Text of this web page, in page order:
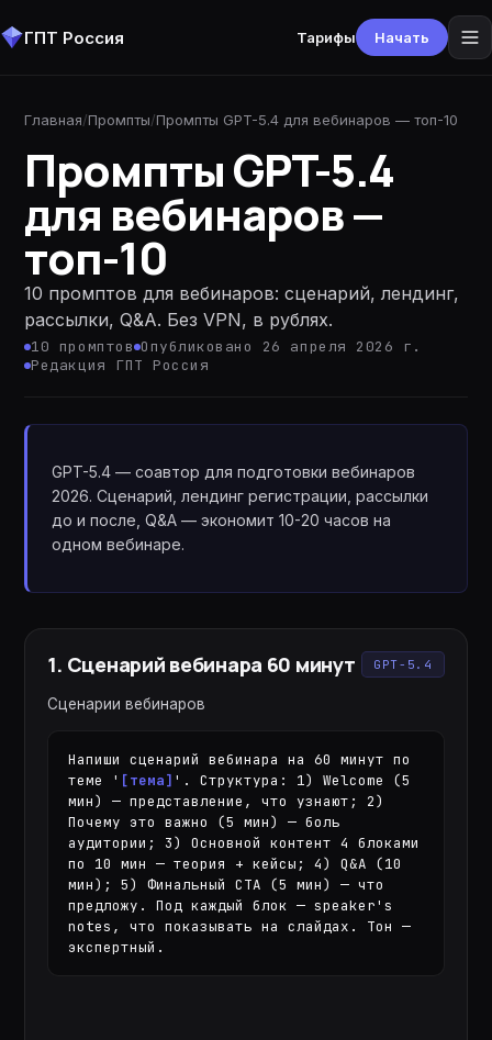
ГПТ Россия Тарифы Начать
Главная/Промпты/Промпты GPT-5.4 для вебинаров — топ-10
Промпты GPT-5.4
для вебинаров —
топ-10
10 промптов для вебинаров: сценарий, лендинг,
рассылки, Q&A. Без VPN, в рублях.
10 промптов Опубликовано 26 апреля 2026 г.
Редакция ГПТ Россия
GPT-5.4 — соавтор для подготовки вебинаров
2026. Сценарий, лендинг регистрации, рассылки
до и после, Q&A — экономит 10-20 часов на
одном вебинаре.
1. Сценарий вебинара 60 минут GPT-5.4
Сценарии вебинаров
Напиши сценарий вебинара на 60 минут по
теме ' [тема] '. Структура: 1) Welcome (5
мин) — представление, что узнают; 2)
Почему это важно (5 мин) — боль
аудитории; 3) Основной контент 4 блоками
по 10 мин — теория + кейсы; 4) Q&A (10
мин); 5) Финальный CTA (5 мин) — что
предложу. Под каждый блок — speaker's
notes, что показывать на слайдах. Тон —
экспертный.